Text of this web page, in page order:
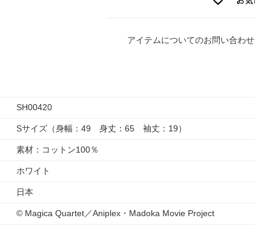
アイテムについてのお問い合わせ
SH00420
Sサイズ（身幅：49 身丈：65 袖丈：19）
素材：コットン100％
ホワイト
日本
© Magica Quartet／Aniplex・Madoka Movie Project